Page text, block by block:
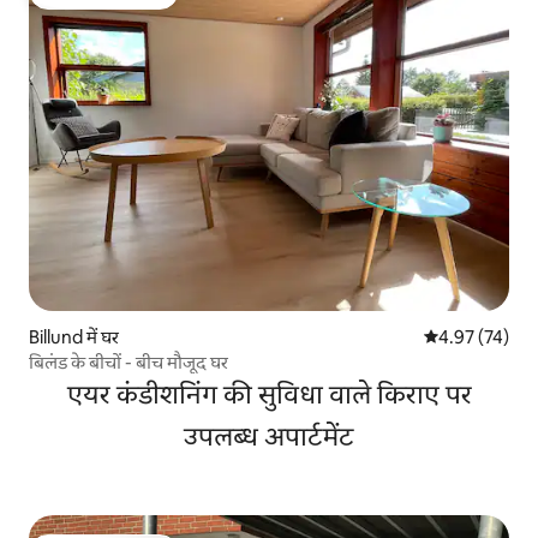
Billund में घर औसत रेटिंग 5 में
4.97 (74)
बिलंड के बीचों - बीच मौजूद घर
एयर कंडीशनिंग की सुविधा वाले किराए पर
उपलब्ध अपार्टमेंट